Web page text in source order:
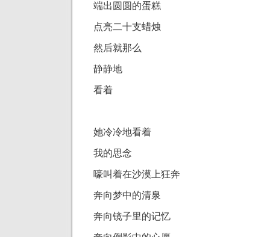
端出圆圆的蛋糕
点亮二十支蜡烛
然后就那么
静静地
看着
她冷冷地看着
我的思念
嚎叫着在沙漠上狂奔
奔向梦中的清泉
奔向镜子里的记忆